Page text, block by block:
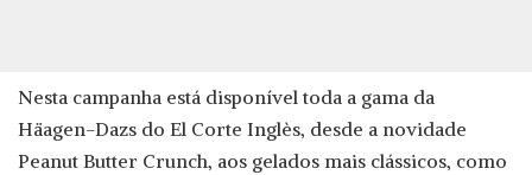
Nesta campanha está disponível toda a gama da
Häagen-Dazs do El Corte Inglès, desde a novidade
Peanut Butter Crunch, aos gelados mais clássicos, como